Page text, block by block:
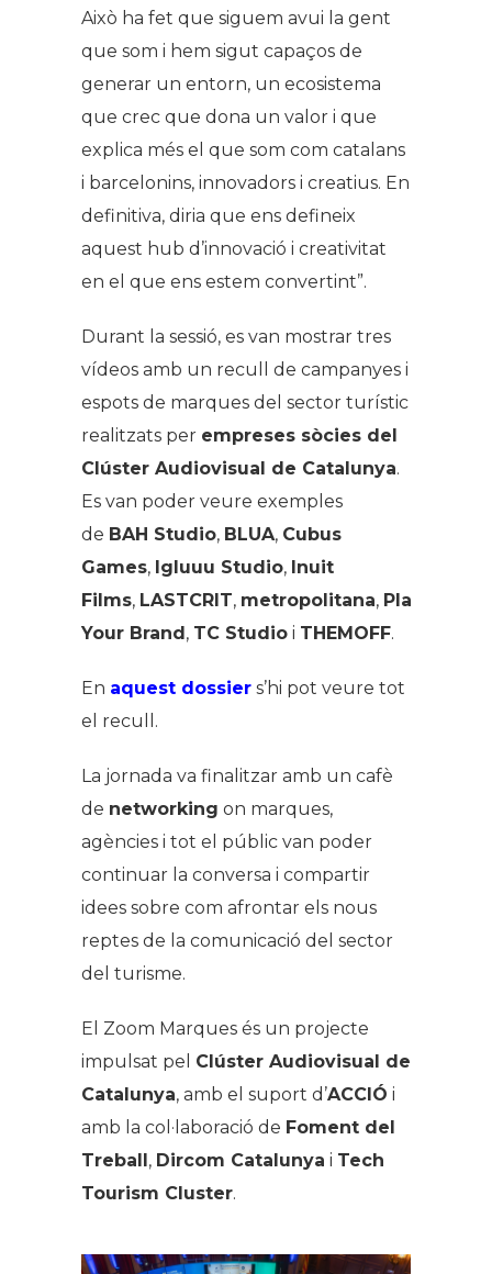
Això ha fet que siguem avui la gent
que som i hem sigut capaços de
generar un entorn, un ecosistema
que crec que dona un valor i que
explica més el que som com catalans
i barcelonins, innovadors i creatius. En
definitiva, diria que ens defineix
aquest hub d’innovació i creativitat
en el que ens estem convertint”.
Durant la sessió, es van mostrar tres
vídeos amb un recull de campanyes i
espots de marques del sector turístic
realitzats per empreses sòcies del
Clúster Audiovisual de Catalunya.
Es van poder veure exemples
de BAH Studio, BLUA, Cubus
Games, Igluuu Studio, Inuit
Films, LASTCRIT, metropolitana, Play
Your Brand, TC Studio i THEMOFF.
En aquest dossier s’hi pot veure tot
el recull.
La jornada va finalitzar amb un cafè
de networking on marques,
agències i tot el públic van poder
continuar la conversa i compartir
idees sobre com afrontar els nous
reptes de la comunicació del sector
del turisme.
El Zoom Marques és un projecte
impulsat pel Clúster Audiovisual de
Catalunya, amb el suport d’ACCIÓ i
amb la col·laboració de Foment del
Treball, Dircom Catalunya i Tech
Tourism Cluster.